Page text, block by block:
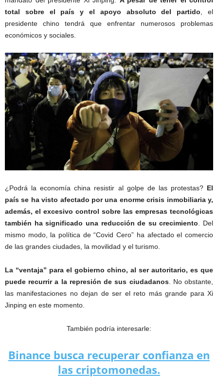
total sobre el país y el apoyo absoluto del partido , el
presidente chino tendrá que enfrentar numerosos problemas
económicos y sociales.
¿Podrá la economía china resistir al golpe de las protestas? El
país se ha visto afectado por una enorme crisis inmobiliaria y,
además, el excesivo control sobre las empresas tecnológicas
también ha significado una reducción de su crecimiento . Del
mismo modo, la política de “Covid Cero” ha afectado el comercio
de las grandes ciudades, la movilidad y el turismo.
La “ventaja” para el gobierno chino, al ser autoritario, es que
puede recurrir a la represión de sus ciudadanos. No obstante,
las manifestaciones no dejan de ser el reto más grande para Xi
Jinping en este momento.
También podría interesarle:
Binance busca recuperar confianza en
las criptomonedas.